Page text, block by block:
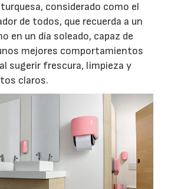
considerado como el
de todos, que recuerda a un
en un día soleado, capaz de
mejores comportamientos
sugerir frescura, limpieza y
claros.